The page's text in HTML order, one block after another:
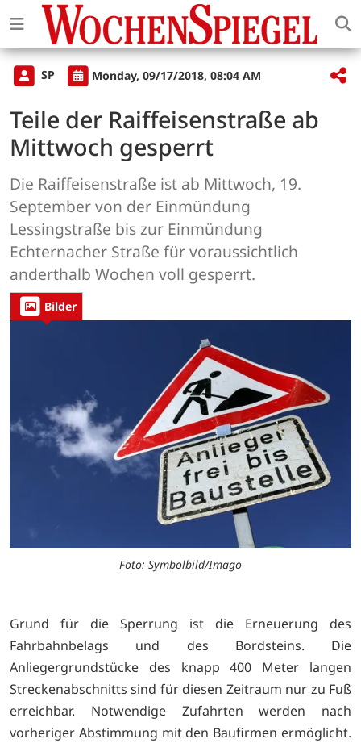
SP Monday, 09/17/2018, 08:04 AM
Teile der Raiffeisenstraße ab
Mittwoch gesperrt
Die Raiffeisenstraße ist ab Mittwoch, 19.
September von der Einmündung
Lessingstraße bis zur Einmündung
Echternacher Straße für voraussichtlich
anderthalb Wochen voll gesperrt.
Bilder
Foto: Symbolbild/Imago
Grund für die Sperrung ist die Erneuerung des
Fahrbahnbelags und des Bordsteins. Die
Anliegergrundstücke des knapp 400 Meter langen
Streckenabschnitts sind für diesen Zeitraum nur zu Fuß
erreichbar. Notwendige Zufahrten werden nach
vorheriger Abstimmung mit den Baufirmen ermöglicht.